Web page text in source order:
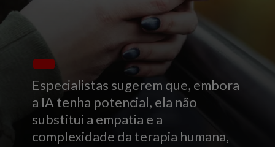
Especialistas sugerem que, embora
a IA tenha potencial, ela não
substitui a empatia e a
complexidade da terapia humana,